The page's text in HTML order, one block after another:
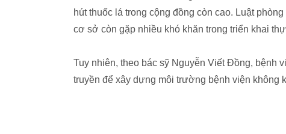
hút thuốc lá trong cộng đồng còn cao. Luật
cơ sở còn gặp nhiều khó khăn trong triển khai
Tuy nhiên, theo bác sỹ Nguyễn Viết Đồng, bệnh
truyền để xây dựng môi trường bệnh viện không